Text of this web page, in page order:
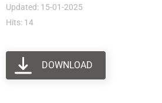
Updated: 15-01-2025
Hits: 14
DOWNLOAD